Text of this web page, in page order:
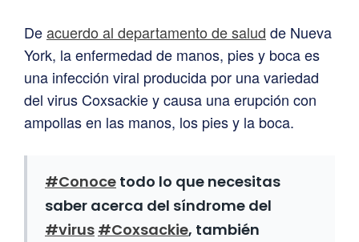
Deacuerdo al departamento de salud de Nueva
York, la enfermedad de manos, pies y boca es
una infección viral producida por una variedad
del virus Coxsackie y causa una erupción con
ampollas en las manos, los pies y la boca.
#Conoce todo lo que necesitas
saber acerca del síndrome del
#virus #Coxsackie, también